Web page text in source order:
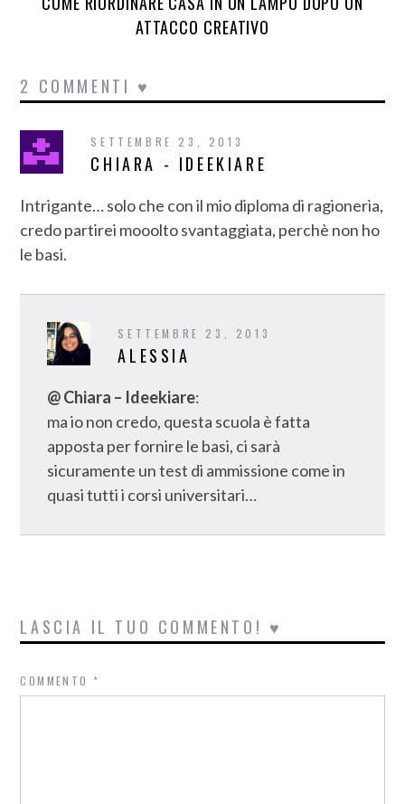
ATTACCO CREATIVO
2 COMMENTI ♥
SETTEMBRE 23, 2013
CHIARA - IDEEKIARE
Intrigante… solo che con il mio diploma di ragioneria,
credo partirei mooolto svantaggiata, perchè non ho
le basi.
SETTEMBRE 23, 2013
ALESSIA
@ Chiara – Ideekiare:
ma io non credo, questa scuola è fatta
apposta per fornire le basi, ci sarà
sicuramente un test di ammissione come in
quasi tutti i corsi universitari…
LASCIA IL TUO COMMENTO! ♥
COMMENTO*